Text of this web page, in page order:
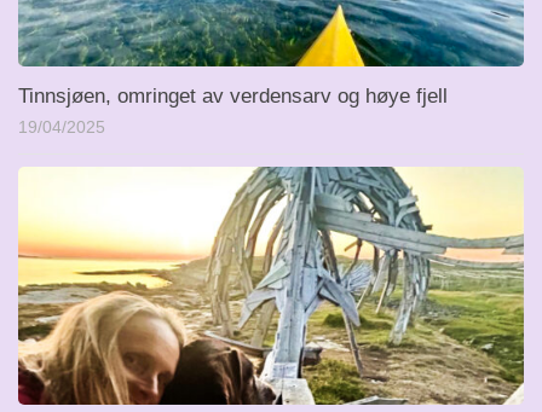
Tinnsjøen, omringet av verdensarv og høye fjell
19/04/2025